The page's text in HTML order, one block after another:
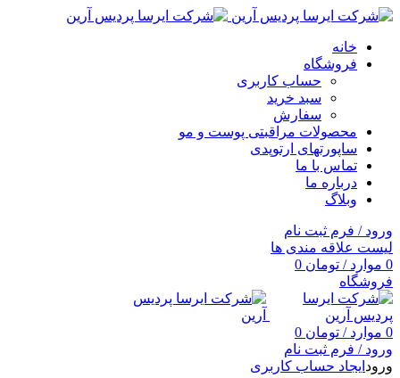
خانه
فروشگاه
حساب کاربری
سبد خرید
سفارش
محصولات مراقبتی پوست و مو
ساپورتهای ارتوپدی
تماس با ما
درباره ما
وبلاگ
ورود / فرم ثبت نام
لیست علاقه مندی ها
0 موارد / تومان
فروشگاه
0 موارد / تومان
ورود / فرم ثبت نام
ورود ایجاد حساب کاربری